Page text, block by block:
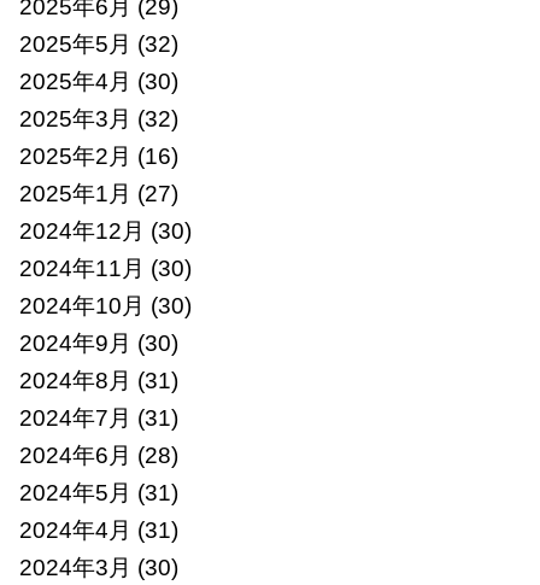
2025年6月 (29)
2025年5月 (32)
2025年4月 (30)
2025年3月 (32)
2025年2月 (16)
2025年1月 (27)
2024年12月 (30)
2024年11月 (30)
2024年10月 (30)
2024年9月 (30)
2024年8月 (31)
2024年7月 (31)
2024年6月 (28)
2024年5月 (31)
2024年4月 (31)
2024年3月 (30)